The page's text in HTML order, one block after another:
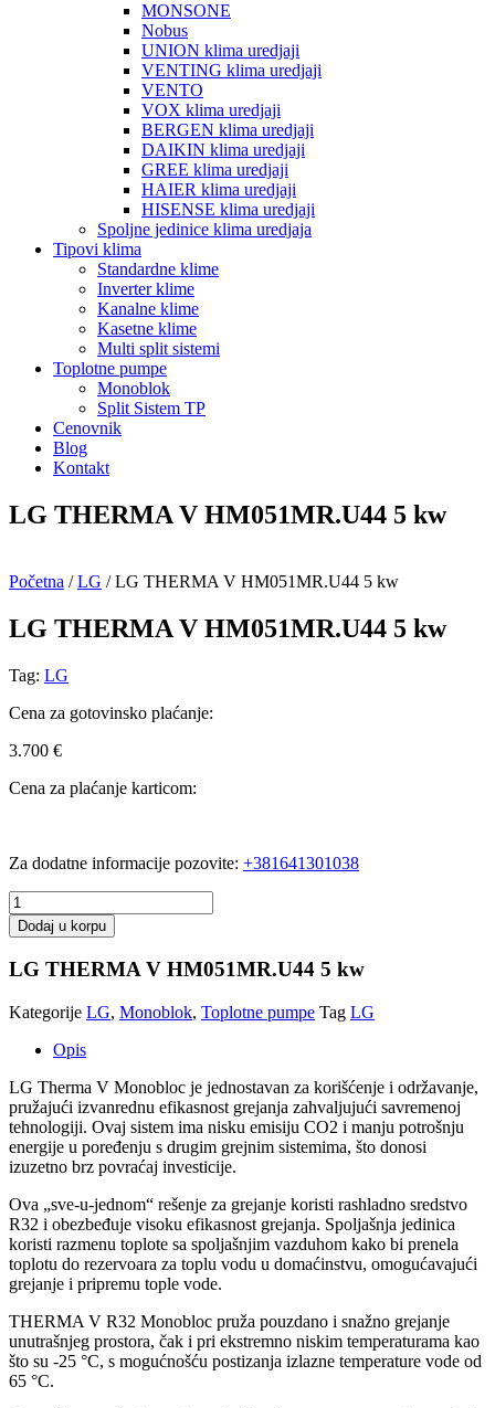
MONSONE
Nobus
UNION klima uredjaji
VENTING klima uredjaji
VENTO
VOX klima uredjaji
BERGEN klima uredjaji
DAIKIN klima uredjaji
GREE klima uredjaji
HAIER klima uredjaji
HISENSE klima uredjaji
Spoljne jedinice klima uredjaja
Tipovi klima
Standardne klime
Inverter klime
Kanalne klime
Kasetne klime
Multi split sistemi
Toplotne pumpe
Monoblok
Split Sistem TP
Cenovnik
Blog
Kontakt
LG THERMA V HM051MR.U44 5 kw
Početna /LG / LG THERMA V HM051MR.U44 5 kw
LG THERMA V HM051MR.U44 5 kw
Tag: LG
Cena za gotovinsko plaćanje:
3.700 €
Cena za plaćanje karticom:
Za dodatne informacije pozovite: +381641301038
LG
THERMA
V
HM051MR.U44
5
količina
Dodaj u korpu
LG THERMA V HM051MR.U44 5 kw
Kategorije LG, Monoblok, Toplotne pumpe Tag LG
Opis
LG Therma V Monobloc je jednostavan za korišćenje i održavanje,
pružajući izvanrednu efikasnost grejanja zahvaljujući savremenoj
tehnologiji. Ovaj sistem ima nisku emisiju CO2 i manju potrošnju
energije u poređenju s drugim grejnim sistemima, što donosi
izuzetno brz povraćaj investicije.
Ova „sve-u-jednom“ rešenje za grejanje koristi rashladno sredstvo
R32 i obezbeđuje visoku efikasnost grejanja. Spoljašnja jedinica
koristi razmenu toplote sa spoljašnjim vazduhom kako bi prenela
toplotu do rezervoara za toplu vodu u domaćinstvu, omogućavajući
grejanje i pripremu tople vode.
THERMA V R32 Monobloc pruža pouzdano i snažno grejanje
unutrašnjeg prostora, čak i pri ekstremno niskim temperaturama kao
što su -25 °C, s mogućnošću postizanja izlazne temperature vode od
65 °C.